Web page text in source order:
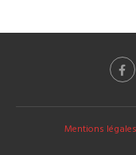
Mentions légales